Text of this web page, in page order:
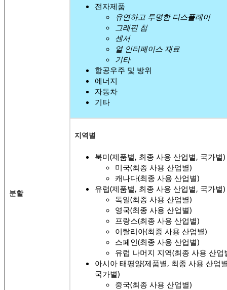
분할
전자제품
유연하고 투명한 디스플레이
그래핀 칩
센서
열 인터페이스 재료
기타
항공우주 및 방위
에너지
자동차
기타
지역별
북미(제품별, 최종 사용 산업별, 국가별)
미국(최종 사용 산업별)
캐나다(최종 사용 산업별)
유럽(제품별, 최종 사용 산업별, 국가별)
독일(최종 사용 산업별)
영국(최종 사용 산업별)
프랑스(최종 사용 산업별)
이탈리아(최종 사용 산업별)
스페인(최종 사용 산업별)
유럽 ​​나머지 지역(최종 사용 산업
아시아 태평양(제품별, 최종 사용 산업
국가별)
중국(최종 사용 산업별)